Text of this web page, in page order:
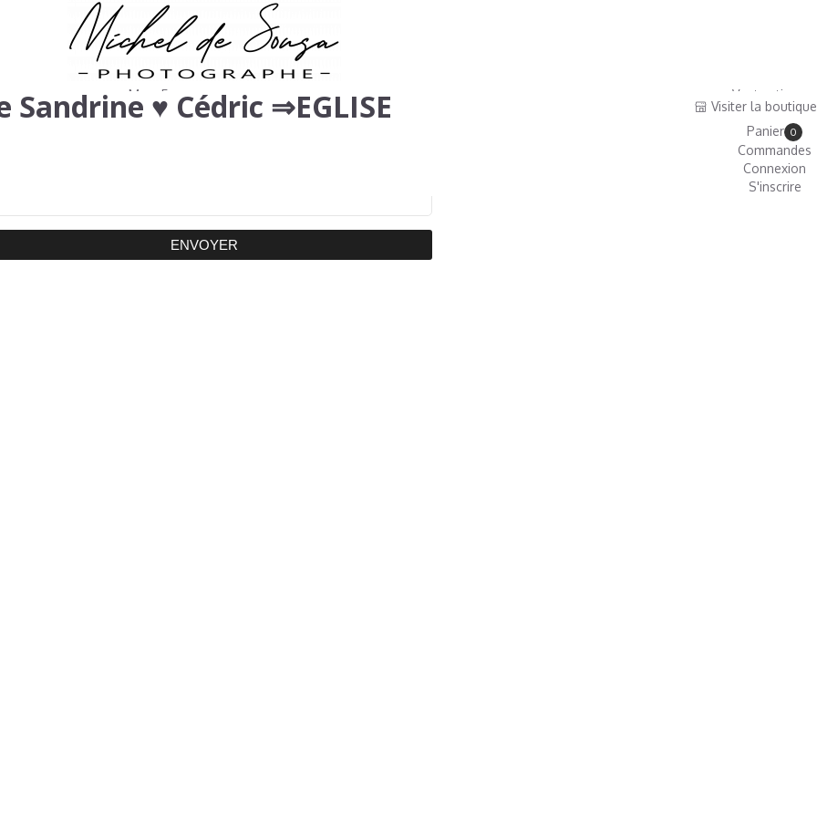
Menu Fermer
Ventes tirages
Boutique
Panier 0
Commandes
Connexion
S'inscrire
Sandrine ♥ Cédric ⇒EGLISE Visiter la boutique
Mot de passe
ENVOYER